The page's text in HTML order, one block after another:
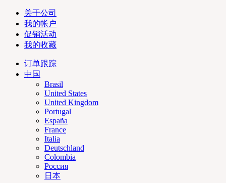
关于公司
我的帐户
促销活动
我的收藏
订单跟踪
中国
Brasil
United States
United Kingdom
Portugal
España
France
Italia
Deutschland
Colombia
Россия
日本